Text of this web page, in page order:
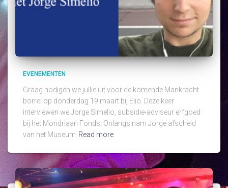
EVENEMENTEN
Graag nodigen we jullie uit voor de komende Mankracht
borrel op donderdag 19 maart bij Elio. Deze keer
interviewen we Jorge Simelio, subsidie-adviseur erfgoed
bij het Mondriaan Fonds. Onlangs nam Jorge afscheid
van het Museum Read more